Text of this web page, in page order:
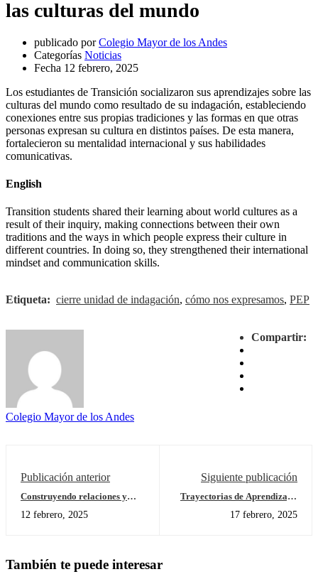
las culturas del mundo
publicado por Colegio Mayor de los Andes
Categorías Noticias
Fecha 12 febrero, 2025
Los estudiantes de Transición socializaron sus aprendizajes sobre las
culturas del mundo como resultado de su indagación, estableciendo
conexiones entre sus propias tradiciones y las formas en que otras
personas expresan su cultura en distintos países. De esta manera,
fortalecieron su mentalidad internacional y sus habilidades
comunicativas.
English
Transition students shared their learning about world cultures as a
result of their inquiry, making connections between their own
traditions and the ways in which people express their culture in
different countries. In doing so, they strengthened their international
mindset and communication skills.
Etiqueta: cierre unidad de indagación, cómo nos expresamos, PEP
Compartir:
Colegio Mayor de los Andes
Publicación anterior
Construyendo relaciones y
equipo
12 febrero, 2025
Siguiente publicación
Trayectorias de Aprendizaje:
en la Magia de la Matemática
17 febrero, 2025
También te puede interesar